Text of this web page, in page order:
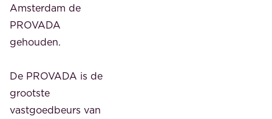
Amsterdam de
PROVADA
gehouden.
De PROVADA is de
grootste
vastgoedbeurs van